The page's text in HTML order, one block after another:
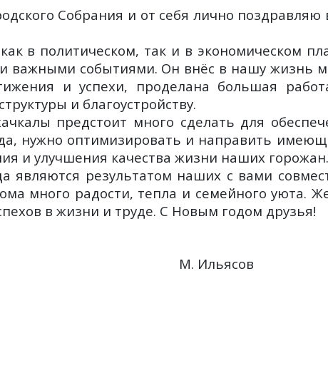
Собрания и от себя лично поздравляю
в политическом, так и в экономическом
важными событиями. Он внёс в нашу жизнь
и успехи, проделана большая
и благоустройству.
предстоит много сделать для
нужно оптимизировать и направить
и улучшения качества жизни наших горожан.
являются результатом наших с вами
много радости, тепла и семейного уюта.
в жизни и труде. С Новым годом друзья!
М. Ильясов